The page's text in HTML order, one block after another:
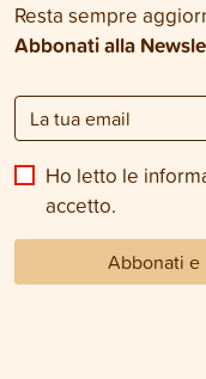
Resta sempre
Abbonati alla
Ho letto le
accetto.
Abbonati